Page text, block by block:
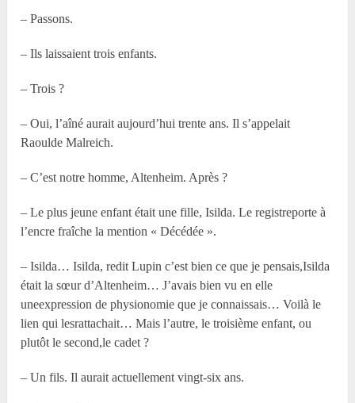
– Passons.
– Ils laissaient trois enfants.
– Trois ?
– Oui, l’aîné aurait aujourd’hui trente ans. Il s’appelait
Raoulde Malreich.
– C’est notre homme, Altenheim. Après ?
– Le plus jeune enfant était une fille, Isilda. Le registreporte à
l’encre fraîche la mention « Décédée ».
– Isilda… Isilda, redit Lupin c’est bien ce que je pensais,Isilda
était la sœur d’Altenheim… J’avais bien vu en elle
uneexpression de physionomie que je connaissais… Voilà le
lien qui lesrattachait… Mais l’autre, le troisième enfant, ou
plutôt le second,le cadet ?
– Un fils. Il aurait actuellement vingt-six ans.